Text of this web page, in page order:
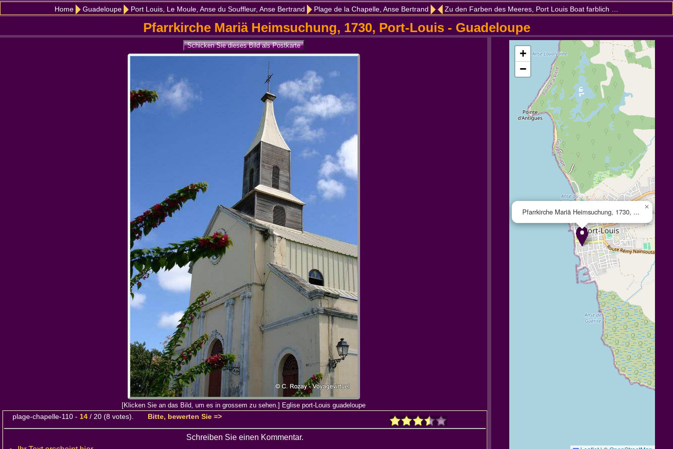
Home Guadeloupe Port Louis, Le Moule, Anse du Souffleur, Anse Bertrand Plage de la Chapelle, Anse Bertrand Zu den Farben des Meeres, Port Louis Boat farblich abgestimmt
Pfarrkirche Mariä Heimsuchung, 1730, Port-Louis - Guadeloupe
[Klicken Sie an das Bild, um es in grossem zu sehen.] Eglise port-Louis guadeloupe
plage-chapelle-110 - 14 / 20 (8 votes). Bitte, bewerten Sie =>
Schreiben Sie einen Kommentar.
Pfarrkirche Mariä Heimsuchung, 1730, ...
×
+
−